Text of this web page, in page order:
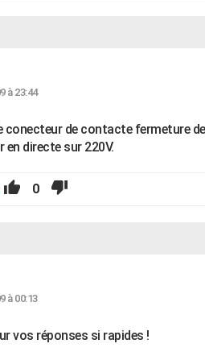
à 23:44
conecteur de contacte fermeture
en directe sur 220V.
0
à 00:13
vos réponses si rapides !